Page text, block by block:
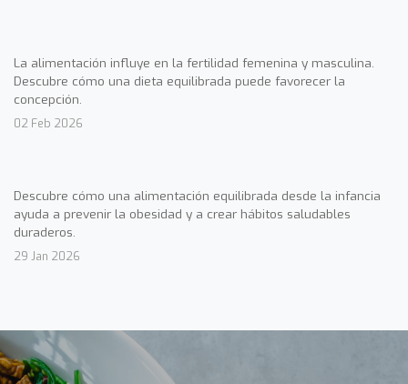
La alimentación influye en la fertilidad femenina y masculina.
Descubre cómo una dieta equilibrada puede favorecer la
concepción.
02 Feb 2026
Descubre cómo una alimentación equilibrada desde la infancia
ayuda a prevenir la obesidad y a crear hábitos saludables
duraderos.
29 Jan 2026